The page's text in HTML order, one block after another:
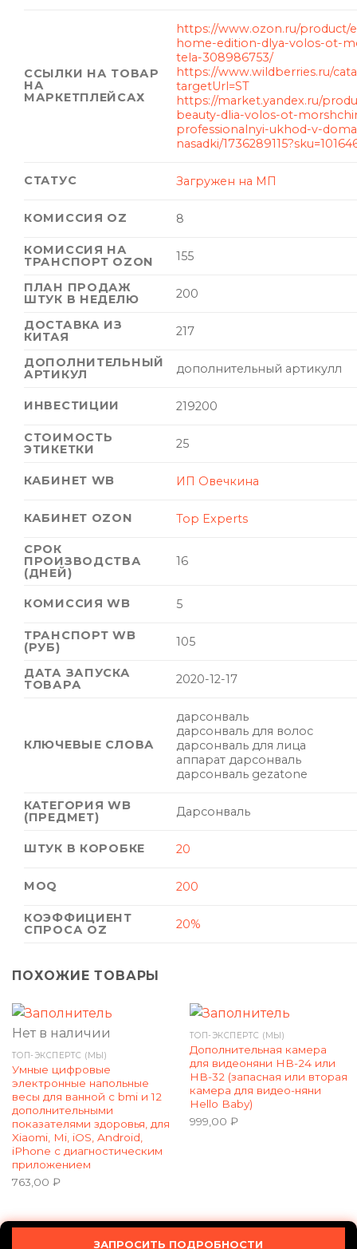
ССЫЛКИ НА ТОВАР
НА
МАРКЕТПЛЕЙСАХ
https://www.ozon.ru/product/
home-edition-dlya-volos-ot-
tela-308986753/
https://www.wildberries.ru/
targetUrl=ST
https://market.yandex.ru/
beauty-dlia-volos-ot-
professionalnyi-ukhod-v-
nasadki/
СТАТУС Загружен на МП
КОМИССИЯ OZ 8
КОМИССИЯ НА
ТРАНСПОРТ OZON
155
ПЛАН ПРОДАЖ
ШТУК В НЕДЕЛЮ
200
ДОСТАВКА ИЗ
КИТАЯ
217
ДОПОЛНИТЕЛЬНЫЙ
АРТИКУЛ
дополнительный артикулл
ИНВЕСТИЦИИ 219200
СТОИМОСТЬ
ЭТИКЕТКИ
25
КАБИНЕТ WB ИП Овечкина
КАБИНЕТ OZON Top Experts
СРОК
ПРОИЗВОДСТВА
(ДНЕЙ)
16
КОМИССИЯ WB 5
ТРАНСПОРТ WB
(РУБ)
105
ДАТА ЗАПУСКА
ТОВАРА
2020-12-17
КЛЮЧЕВЫЕ СЛОВА
дарсонваль
дарсонваль для волос
дарсонваль для лица
аппарат дарсонваль
дарсонваль gezatone
КАТЕГОРИЯ WB
(ПРЕДМЕТ)
Дарсонваль
ШТУК В КОРОБКЕ 20
MOQ 200
КОЭФФИЦИЕНТ
СПРОСА OZ
20%
ПОХОЖИЕ ТОВАРЫ
Нет в наличии
ТОП-ЭКСПЕРТС (МЫ)
Умные цифровые
электронные напольные
весы для ванной с bmi и 12
дополнительными
показателями здоровья, для
Xiaomi, Mi, iOS, Android,
iPhone c диагностическим
приложением
763,00 ₽
ТОП-ЭКСПЕРТС (МЫ)
Дополнительная камера
для видеоняни HB-24 или
HB-32 (запасная или вторая
камера для видео-няни
Hello Baby)
999,00 ₽
ЗАПРОСИТЬ ПОДРОБНОСТИ